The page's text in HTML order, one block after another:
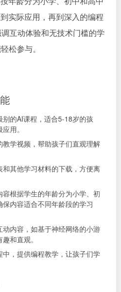
实际应用，再到深入的编程
互动体验和无技术门槛的学
松参与。
的AI课程，适合5-18岁的孩
用。
学视频，帮助孩子们直观理解
和其他学习材料的下载，方便离
根据学生的年龄分为小学、初
内容适合不同年龄段的学习
内容，如基于神经网络的小游
和直观。
，提供编程教学，让孩子们学